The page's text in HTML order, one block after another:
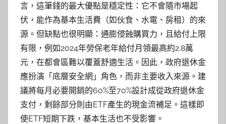
言，這筆錢的最大優點是穩定性：它不會隨市場起
伏，能作為基本生活費（如伙食、水電、房租）的來
源。但缺點也很明顯：通膨侵蝕購買力，且給付上限
有限，例如2024年勞保老年給付月領最高約2.8萬
元，在都會區難以覆蓋舒適生活。因此，政府退休金
應扮演「底層安全網」角色，而非主要收入來源。建
議將每月必要開銷的60%至70%設計成從政府退休金
支付，剩餘部分則由ETF產生的現金流補足。這樣即
使ETF短期下跌，基本生活也不受影響。